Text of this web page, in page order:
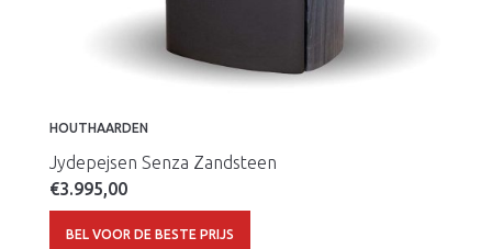
HOUTHAARDEN
Jydepejsen Senza Zandsteen
€3.995,00
BEL VOOR DE BESTE PRIJS